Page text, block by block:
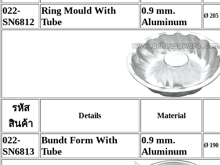
022-
SN6812
Ring Mould With
Tube
0.9 mm.
Aluminum
Ø 205
รหัส
สินค้า
Details Material
022-
SN6813
Bundt Form With
Tube
0.9 mm.
Aluminum
Ø 190